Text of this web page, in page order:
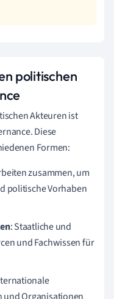
politischen
Akteuren ist
Diese
Formen:
zusammen, um
politische Vorhaben
: Staatliche und
und Fachwissen für
und Organisationen